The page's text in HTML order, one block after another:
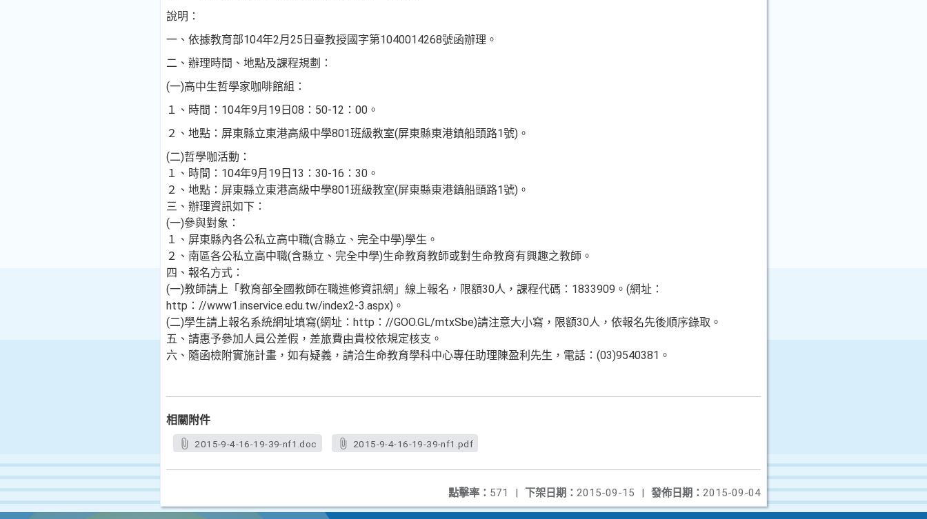
說明：
一、依據教育部104年2月25日臺教授國字第1040014268號函辦理。
二、辦理時間、地點及課程規劃：
(一)高中生哲學家咖啡館組：
１、時間：104年9月19日08：50-12：00。
２、地點：屏東縣立東港高級中學801班級教室(屏東縣東港鎮船頭路1號)。
(二)哲學咖活動：
１、時間：104年9月19日13：30-16：30。
２、地點：屏東縣立東港高級中學801班級教室(屏東縣東港鎮船頭路1號)。
三、辦理資訊如下：
(一)參與對象：
１、屏東縣內各公私立高中職(含縣立、完全中學)學生。
２、南區各公私立高中職(含縣立、完全中學)生命教育教師或對生命教育有興趣之教師。
四、報名方式：
(一)教師請上「教育部全國教師在職進修資訊網」線上報名，限額30人，課程代碼：1833909。(網址：
http：//www1.inservice.edu.tw/index2-3.aspx)。
(二)學生請上報名系統網址填寫(網址：http：//GOO.GL/mtxSbe)請注意大小寫，限額30人，依報名先後順序錄取。
五、請惠予參加人員公差假，差旅費由貴校依規定核支。
六、隨函檢附實施計畫，如有疑義，請洽生命教育學科中心專任助理陳盈利先生，電話：(03)9540381。
相關附件
2015-9-4-16-19-39-nf1.doc 2015-9-4-16-19-39-nf1.pdf
發佈日期： 2015-09-04
下架日期： 2015-09-15 |
點擊率： 571 |